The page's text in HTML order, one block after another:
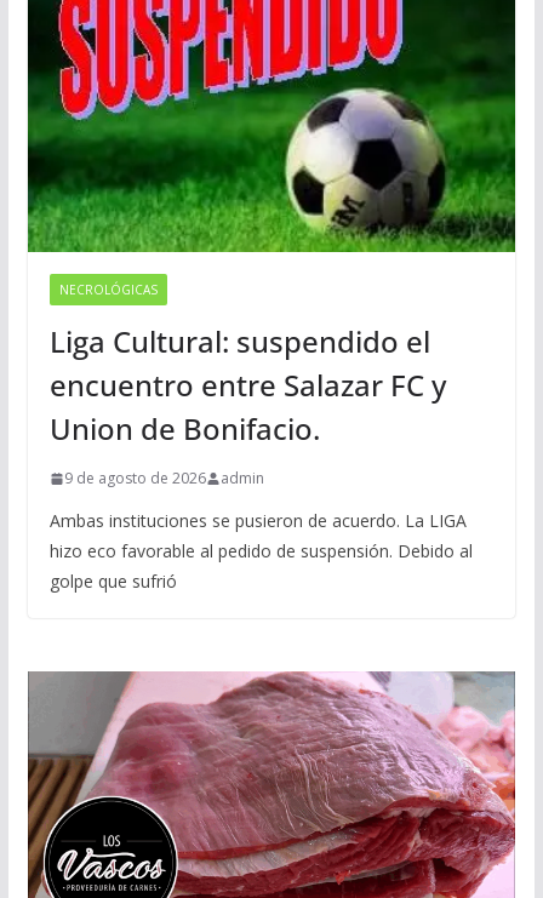
NECROLÓGICAS
Liga Cultural: suspendido el
encuentro entre Salazar FC y
Union de Bonifacio.
9 de agosto de 2026 admin
Ambas instituciones se pusieron de acuerdo. La LIGA
hizo eco favorable al pedido de suspensión. Debido al
golpe que sufrió